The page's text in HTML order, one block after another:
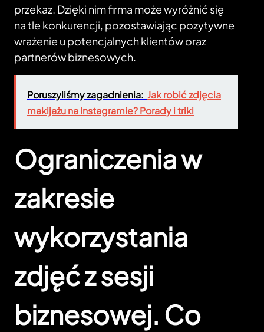
przekaz. Dzięki nim firma może wyróżnić się
na tle konkurencji, pozostawiając pozytywne
wrażenie u potencjalnych klientów oraz
partnerów biznesowych.
Poruszyliśmy zagadnienia: Jak robić zdjęcia
makijażu na Instagramie? Porady i triki
Ograniczenia w
zakresie
wykorzystania
zdjęć z sesji
biznesowej. Co